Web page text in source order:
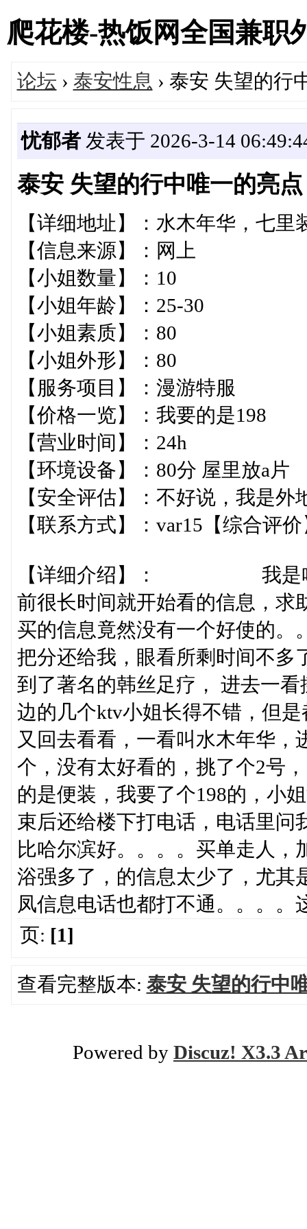
爬花楼-热饭网全国兼职
论坛 › 泰安性息 › 泰安 失望的行
忧郁者发表于 2026-3-14
泰安 失望的行中唯一的亮点
【详细地址】：水木年华，
【信息来源】：网上
【小姐数量】：10
【小姐年龄】：25-30
【小姐素质】：80
【小姐外形】：80
【服务项目】：漫游特服
【价格一览】：我要的是
【营业时间】：24h
【环境设备】：80分 屋里
【安全评估】：不好说，
【联系方式】：var15【综合评
【详细介绍】： 我是哈尔
前很长时间就开始看的信息，求
买的信息竟然没有一个好使的。
把分还给我，眼看所剩时间不多
到了著名的韩丝足疗， 进去一
边的几个ktv小姐长得不错，但
又回去看看，一看叫水木年华，
个，没有太好看的，挑了个2号
的是便装，我要了个198的，小
束后还给楼下打电话，电话里问
比哈尔滨好。。。。买单走人，
浴强多了，的信息太少了，尤其
凤信息电话也都打不通。。。。
页: [1]
查看完整版本: 泰安 失望的行中
Powered by Discuz! X3.3